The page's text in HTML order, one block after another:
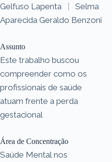
Gelfuso Lapenta
|
Selma
Aparecida Geraldo Benzoni
Assunto
Este trabalho buscou
compreender como os
profissionais de saúde
atuam frente a perda
gestacional
Área de Concentração
Saúde Mental nos